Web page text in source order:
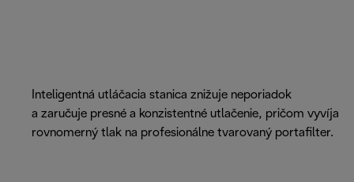
Inteligentná utláčacia stanica znižuje neporiadok
a zaručuje presné a konzistentné utlačenie, pričom vyvíja
rovnomerný tlak na profesionálne tvarovaný portafilter.